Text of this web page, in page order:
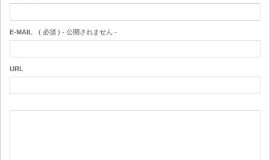
E-MAIL ( 必須 ) - 公開されません -
URL